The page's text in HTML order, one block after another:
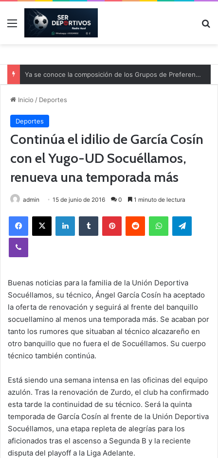
Menú
Ya se conoce la composición de los Grupos de Preferente y el calendario
Inicio / Deportes
Deportes
Continúa el idilio de García Cosín
con el Yugo-UD Socuéllamos,
renueva una temporada más
admin 15 de junio de 2016 0 1 minuto de lectura
Buenas noticias para la familia de la Unión Deportiva
Socuéllamos, su técnico, Ángel García Cosín ha aceptado
la oferta de renovación y seguirá al frente del banquillo
socuellamino al menos una temporada más. Se acaban por
tanto los rumores que situaban al técnico alcazareño en
otro banquillo que no fuera el de Socuéllamos. Su cuerpo
técnico también continúa.
Está siendo una semana intensa en las oficinas del equipo
azulón. Tras la renovación de Zurdo, el club ha confirmado
esta tarde la continuidad de su técnico. Será la quinta
temporada de García Cosín al frente de la Unión Deportiva
Socuéllamos, una etapa repleta de alegrías para los
aficionados tras el ascenso a Segunda B y la reciente
disputa del playoff a la Liga Adelante.